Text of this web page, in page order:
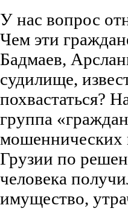
У нас вопрос
Чем эти
Бадмаев,
судилище,
похвастаться?
группа
мошеннических
Грузии по
человека
имущество,